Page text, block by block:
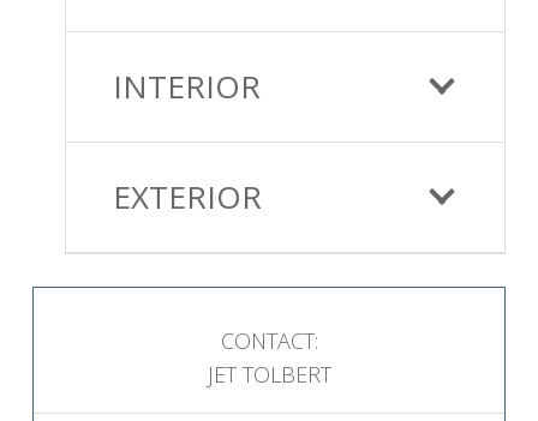
INTERIOR
EXTERIOR
CONTACT:
JET TOLBERT